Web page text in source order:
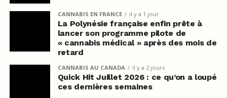
CANNABIS EN FRANCE il y a 1 jour
La Polynésie française enfin prête à
lancer son programme pilote de
« cannabis médical » après des mois de
retard
CANNABIS AU CANADA il y a 2 jours
Quick Hit Juillet 2026 : ce qu’on a loupé
ces dernières semaines